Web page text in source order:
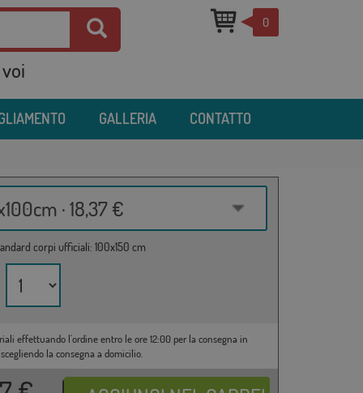
0
GALLERIA CONTATTO
· 18,37 €
corpi ufficiali: 100x150 cm
effettuando l'ordine entro le ore 12:00 per la consegna in
la consegna a domicilio.